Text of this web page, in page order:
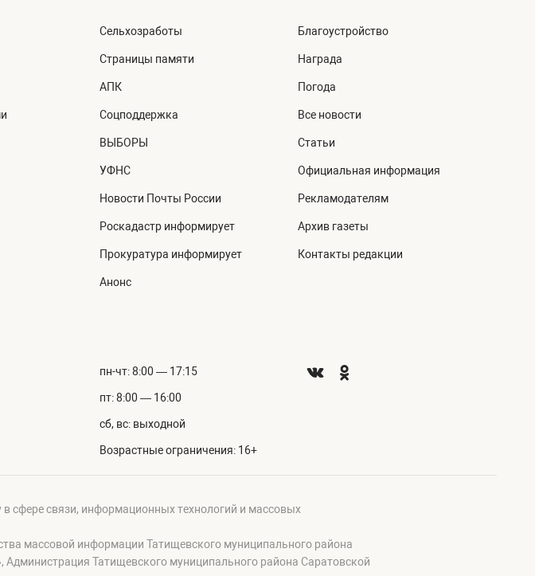
Сельхозработы
Страницы памяти
АПК
Соцподдержка
ВЫБОРЫ
УФНС
Новости Почты России
Роскадастр информирует
Прокуратура информирует
Анонс
Благоустройство
Награда
Погода
Все новости
Статьи
Официальная информация
Рекламодателям
Архив газеты
Контакты редакции
пн-чт: 8:00 — 17:15
пт: 8:00 — 16:00
сб, вс: выходной
Возрастные ограничения: 16+
сфере связи, информационных технологий и массовых
массовой информации Татищевского муниципального района
Татищевского муниципального района Саратовской